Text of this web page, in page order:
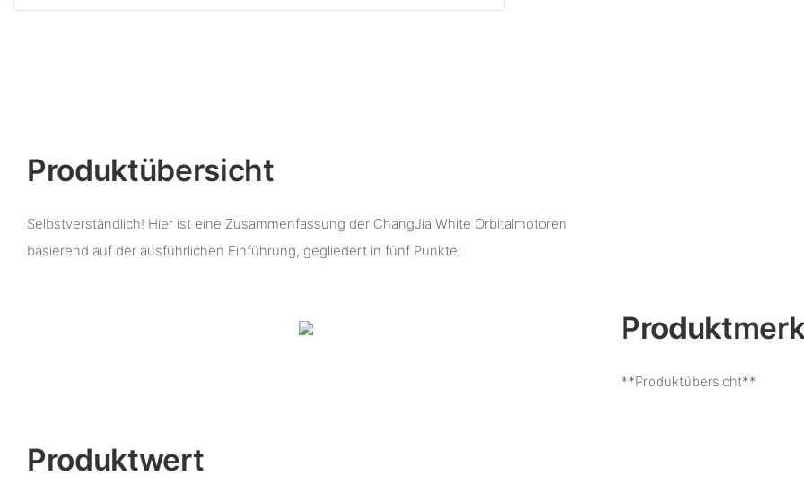
Produktübersicht
Selbstverständlich! Hier ist eine Zusammenfassung der ChangJia White Orbitalmotoren
basierend auf der ausführlichen Einführung, gegliedert in fünf Punkte:
**Produktübersicht**
Produktwert